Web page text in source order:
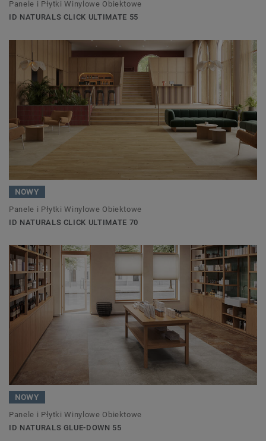
Panele i Płytki Winylowe Obiektowe
ID NATURALS CLICK ULTIMATE 55
NOWY
Panele i Płytki Winylowe Obiektowe
ID NATURALS CLICK ULTIMATE 70
NOWY
Panele i Płytki Winylowe Obiektowe
ID NATURALS GLUE-DOWN 55